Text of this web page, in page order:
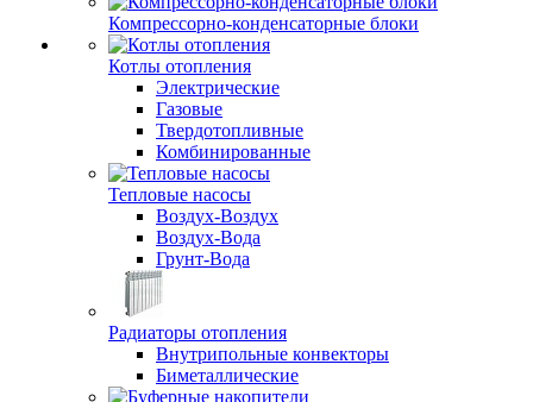
Компрессорно-конденсаторные блоки
Котлы отопления
Электрические
Газовые
Твердотопливные
Комбинированные
Тепловые насосы
Воздух-Воздух
Воздух-Вода
Грунт-Вода
Радиаторы отопления
Внутрипольные конвекторы
Биметаллические